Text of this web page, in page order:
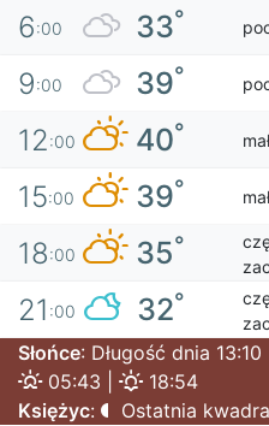
6:00 33°
9:00 39°
12:00 40°
15:00 39°
18:00 35°
21 :00 32°
Słońce: Długość dnia 13:10
05:43 |
18:54
Księżyc: Ostatnia kwadra